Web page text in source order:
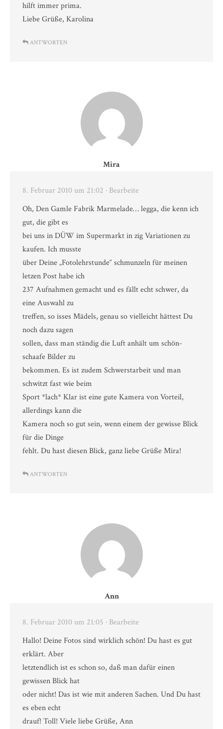
hilft immer prima.
Liebe Grüße, Karolina
ANTWORTEN
Mira
8. Februar 2010 um 21:02 · Bearbeite
Oh, Den Gamle Fabrik Marmelade… legga, die kenn ich
gut, die gibt es
bei uns in DÜW im Supermarkt in zig Variationen zu
kaufen. Ich musste
über Deine „Fotolehrstunde“ schmunzeln für meinen
letzen Post habe ich
237 Aufnahmen gemacht und es fällt echt schwer, da
eine Auswahl zu
treffen, so isses Mädels, genau so vielleicht hättest Du
noch dazu sagen
sollen, dass man ständig die Luft anhält um schön-
schaafe Bilder zu
bekommen. Es ist zudem Schwerstarbeit und man
schwitzt fast wie beim
Sport *lach* Klar ist eine gute Kamera von Vorteil,
allerdings kann die
Kamera noch so gut sein, wenn einem der gewisse Blick
für die Dinge
fehlt. Du hast diesen Blick, ganz liebe Grüße Mira!
ANTWORTEN
Ann
8. Februar 2010 um 21:05 · Bearbeite
Hallo! Deine Fotos sind wirklich schön! Du hast es gut
erklärt. Aber
letztendlich ist es schon so, daß man dafür einen
gewissen Blick hat
oder nicht! Das ist wie mit anderen Sachen. Und Du hast
es eben echt
drauf! Toll! Viele liebe Grüße, Ann